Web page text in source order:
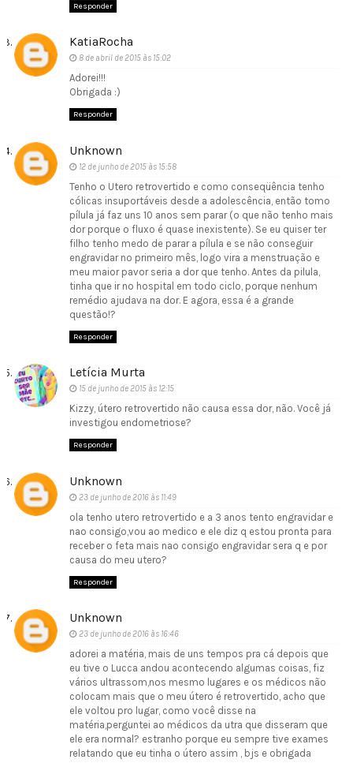
Responder
KatiaRocha
8 de abril de 2015 às 15:02
Adorei!!!
Obrigada :)
Responder
Unknown
12 de junho de 2015 às 15:58
Tenho o Utero retrovertido e como conseqüência tenho
cólicas insuportáveis desde a adolescência, então tomo
pílula já faz uns 10 anos sem parar (o que não tenho mais
dor porque o fluxo é quase inexistente). Se eu quiser ter
filho tenho medo de parar a pílula e se não conseguir
engravidar no primeiro mês, logo vira a menstruação e
meu maior pavor seria a dor que tenho. Antes da pilula,
tinha que ir no hospital em todo ciclo, porque nenhum
remédio ajudava na dor. E agora, essa é a grande
questão!?
Responder
Letícia Murta
15 de junho de 2015 às 12:15
Kizzy, útero retrovertido não causa essa dor, não. Você já
investigou endometriose?
Responder
Unknown
23 de junho de 2016 às 11:49
ola tenho utero retrovertido e a 3 anos tento engravidar e
nao consigo,vou ao medico e ele diz q estou pronta para
receber o feta mais nao consigo engravidar sera q e por
causa do meu utero?
Responder
Unknown
23 de junho de 2016 às 16:46
adorei a matéria, mais de uns tempos pra cá depois que
eu tive o Lucca andou acontecendo algumas coisas, fiz
vários ultrassom,nos mesmo lugares e os médicos não
colocam mais que o meu útero é retrovertido, acho que
ele voltou pro lugar, como você disse na
matéria,perguntei ao médicos da utra que disseram que
ele era normal? estranho porque eu sempre tive exames
relatando que eu tinha o útero assim , bjs e obrigada